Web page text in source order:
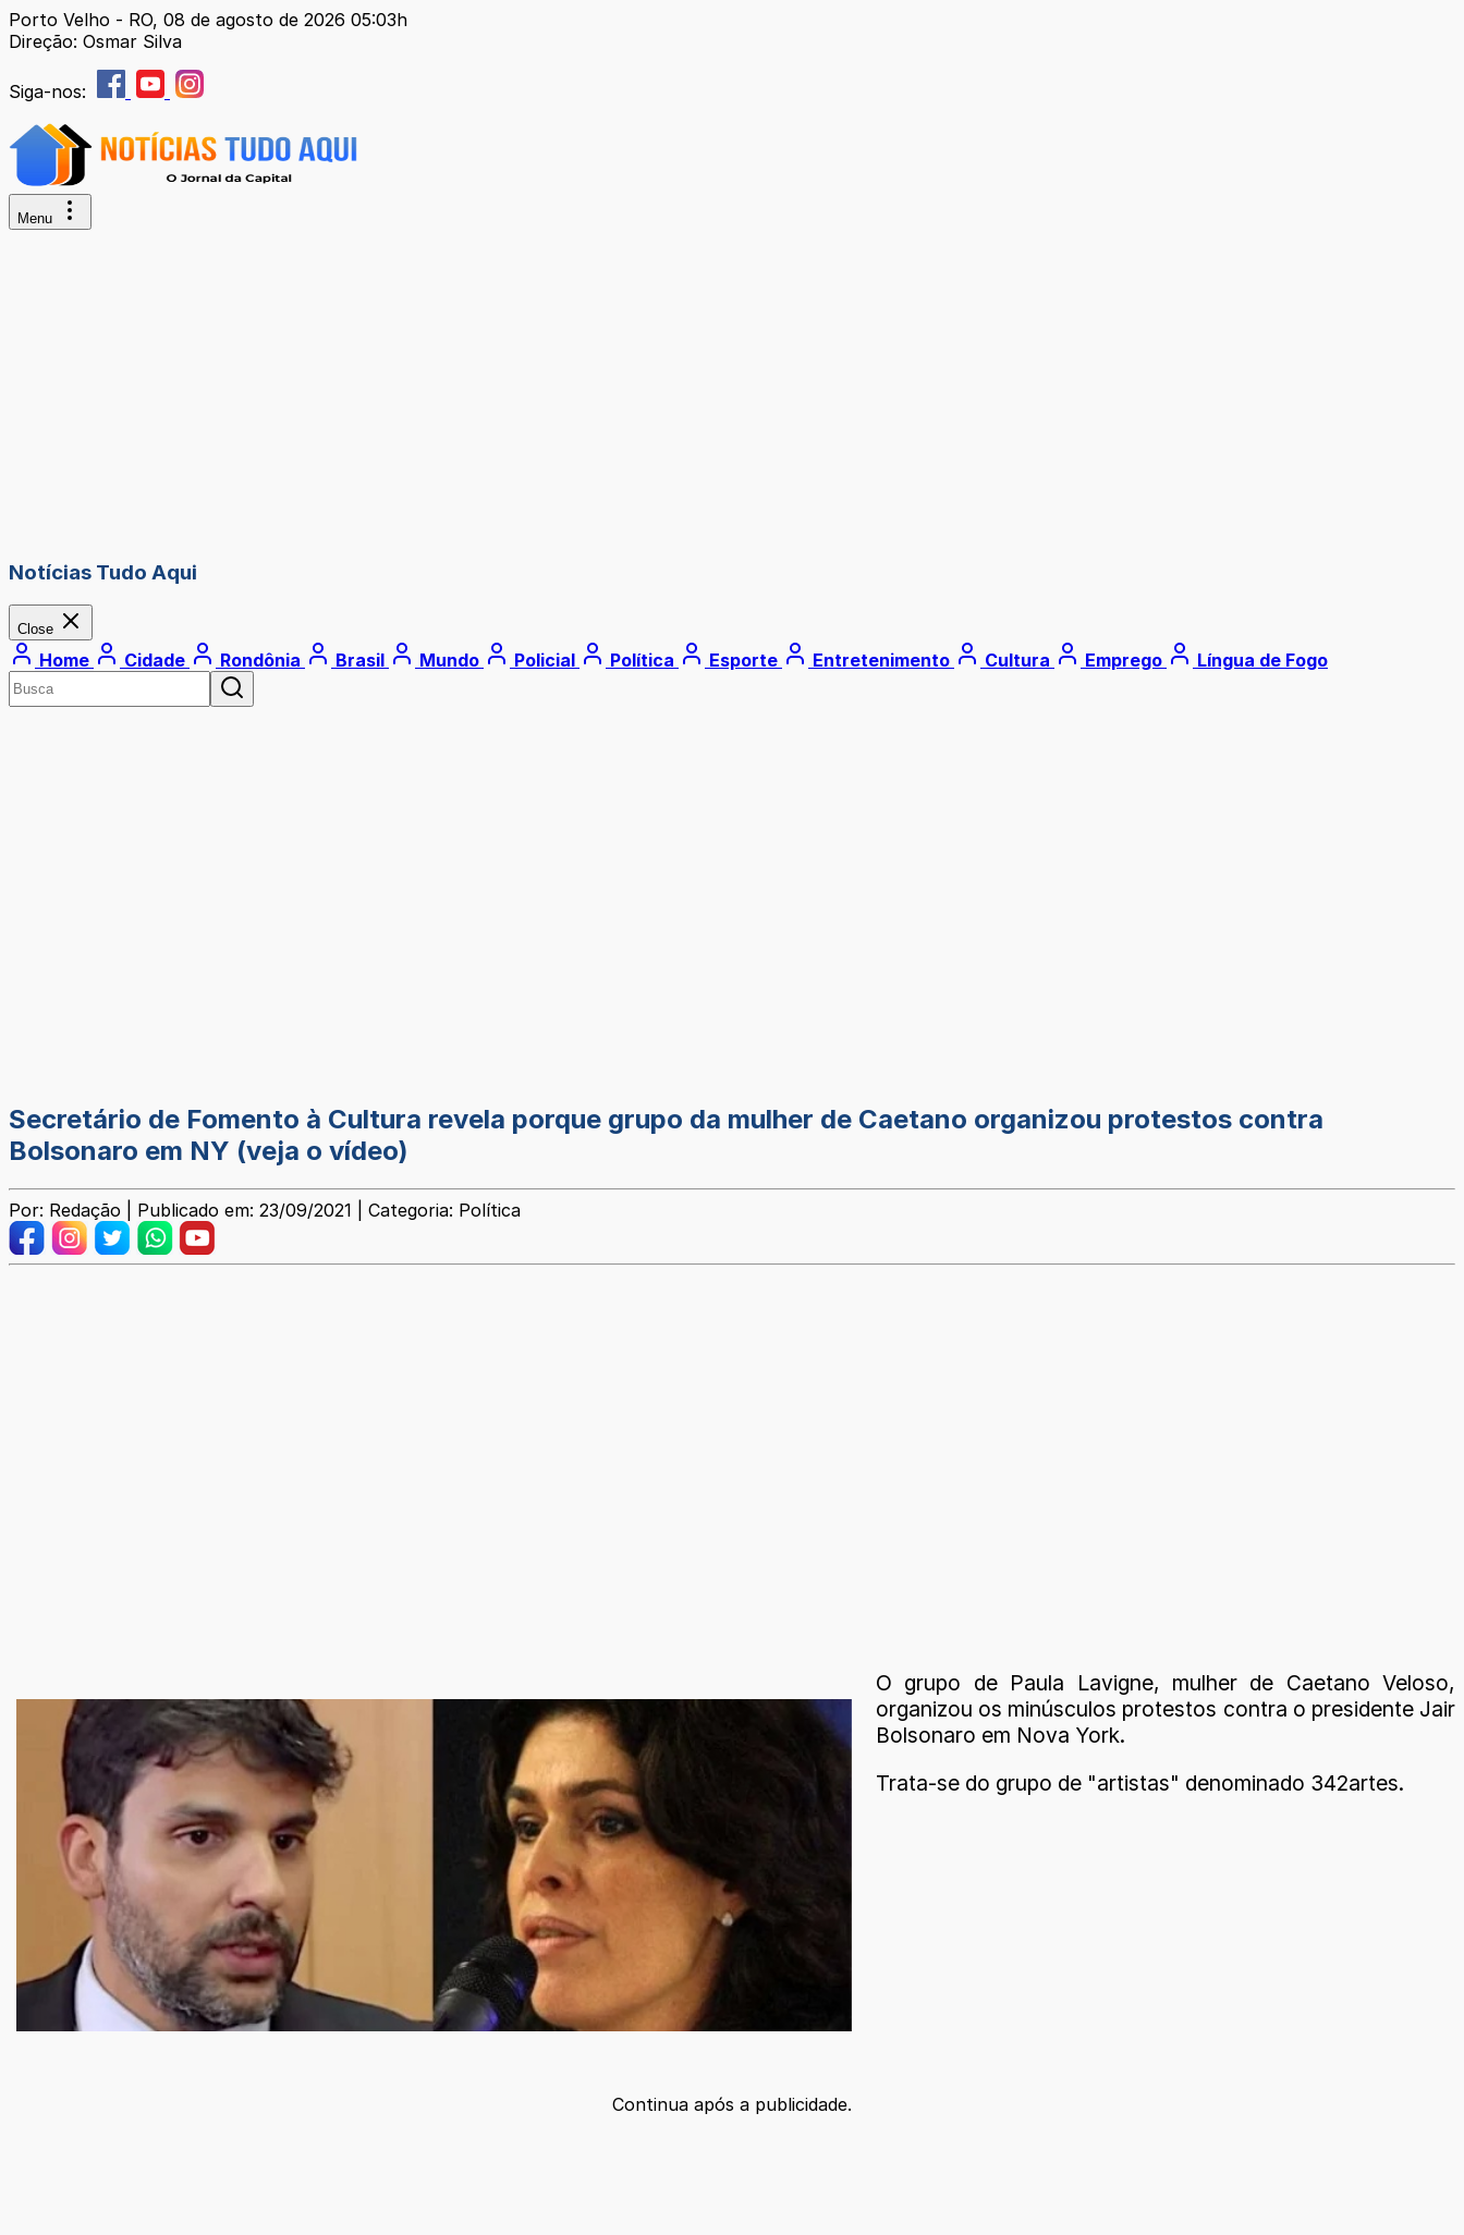
Porto Velho - RO, 08 de agosto de 2026 05:03h
Direção: Osmar Silva
Siga-nos:
Menu
Notícias Tudo Aqui
Close
Home Cidade Rondônia Brasil Mundo Policial Política Esporte Entretenimento Cultura Emprego Língua de Fogo
Secretário de Fomento à Cultura revela porque grupo da mulher de Caetano organizou protestos contra
Bolsonaro em NY (veja o vídeo)
Por: Redação | Publicado em: 23/09/2021 | Categoria: Política
O grupo de Paula Lavigne, mulher de Caetano Veloso,
organizou os minúsculos protestos contra o presidente Jair
Bolsonaro em Nova York.
Trata-se do grupo de "artistas" denominado 342artes.
Continua após a publicidade.